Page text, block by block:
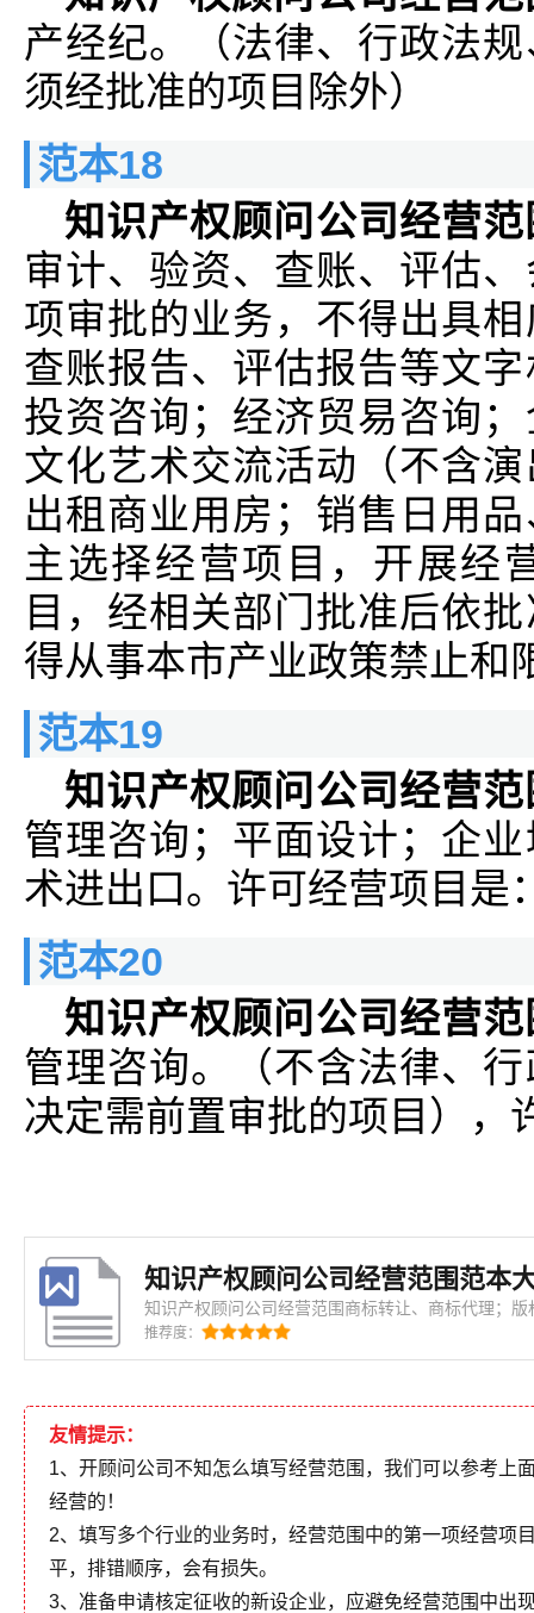
产经纪。（法律、行政法
须经批准的项目除外）
范本18
知识产权顾问公司经营
审计、验资、查账、评估
项审批的业务，不得出具
查账报告、评估报告等文
投资咨询；经济贸易咨询
文化艺术交流活动（不含
出租商业用房；销售日用
主选择经营项目，开展经
目，经相关部门批准后依
得从事本市产业政策禁止和
范本19
知识产权顾问公司经营
管理咨询；平面设计；企
术进出口。许可经营项目是
范本20
知识产权顾问公司经营
管理咨询。（不含法律、
决定需前置审批的项目），
知识产权顾问公司经营范围范本
知识产权顾问公司经营范围商标转让、商标代理；
服务；软件的登记代理服务；集成电路布图设计代理服务；
问公司经营范围商标代理；经济信息咨询。（企业
推荐度：
友情提示：
1、开顾问公司不知怎么填写经营范围，我们可以参考上
经营的！
2、填写多个行业的业务时，经营范围中的第一项经营项
平，排错顺序，会有损失。
3、准备申请核定征收的新设企业，应避免经营范围中出